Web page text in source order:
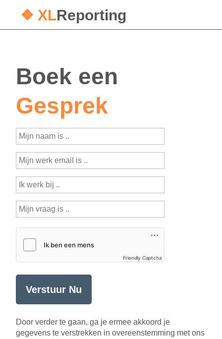
❖ XLReporting
Boek een
Gesprek
Friendly Captcha
Verstuur Nu
Door verder te gaan, ga je ermee akkoord je
gegevens te verstrekken in overeenstemming met ons